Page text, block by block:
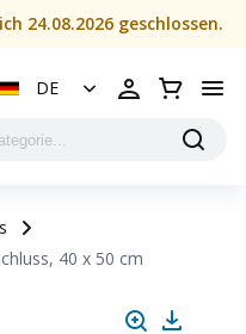
24.08.2026 geschlossen.
DE
40 x 50 cm